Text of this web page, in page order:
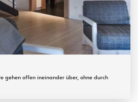
gehen offen ineinander über, ohne durch